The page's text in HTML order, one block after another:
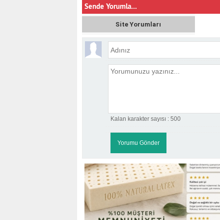
Sende Yorumla...
Site Yorumları
Kalan karakter sayısı : 500